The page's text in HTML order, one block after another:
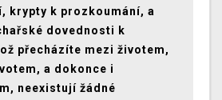
krypty k prozkoumání, a
dovednosti k
přecházíte mezi životem,
a dokonce i
neexistují žádné